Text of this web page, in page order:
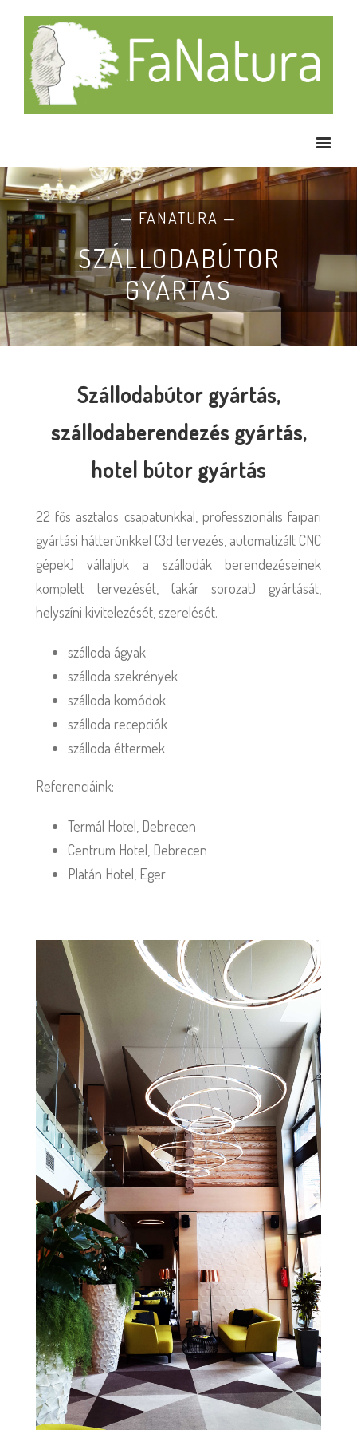
— FANATURA —
SZÁLLODABÚTOR
GYÁRTÁS
Szállodabútor gyártás,
szállodaberendezés gyártás,
hotel bútor gyártás
22 fős asztalos csapatunkkal, professzionális faipari
gyártási hátterünkkel (3d tervezés, automatizált CNC
gépek) vállaljuk a szállodák berendezéseinek
komplett tervezését, (akár sorozat) gyártását,
helyszíni kivitelezését, szerelését.
szálloda ágyak
szálloda szekrények
szálloda komódok
szálloda recepciók
szálloda éttermek
Referenciáink:
Termál Hotel, Debrecen
Centrum Hotel, Debrecen
Platán Hotel, Eger